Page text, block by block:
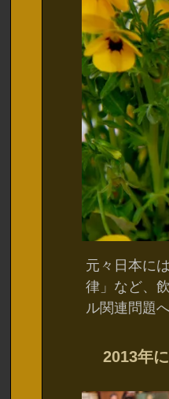
元々日本に
律」など、
ル関連問題
2013年